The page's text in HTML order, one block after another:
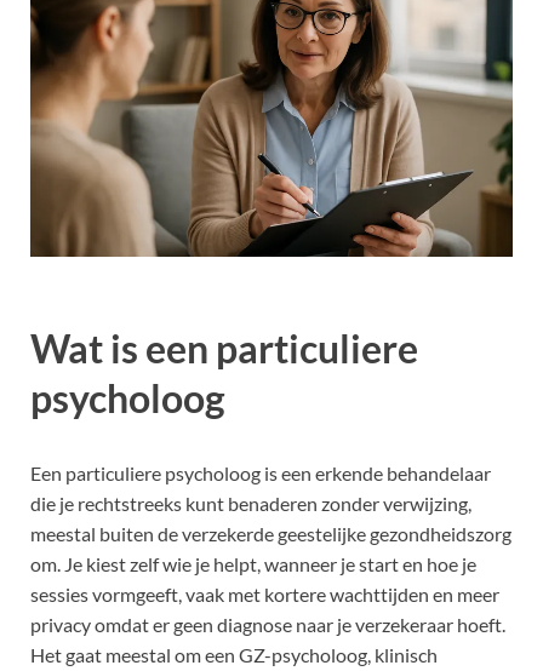
Wat is een particuliere
psycholoog
Een particuliere psycholoog is een erkende behandelaar
die je rechtstreeks kunt benaderen zonder verwijzing,
meestal buiten de verzekerde geestelijke gezondheidszorg
om. Je kiest zelf wie je helpt, wanneer je start en hoe je
sessies vormgeeft, vaak met kortere wachttijden en meer
privacy omdat er geen diagnose naar je verzekeraar hoeft.
Het gaat meestal om een GZ-psycholoog, klinisch